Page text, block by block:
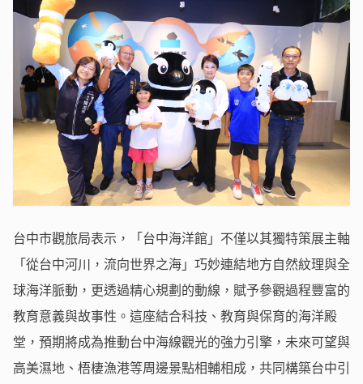
台中市觀旅局表示，「台中海洋館」不僅以其獨特策展主軸
「從台中河川，流向世界之海」巧妙連結地方自然紋理與全
球海洋脈動，更透過精心規劃的動線，賦予參觀過程豐富的
教育意義與故事性。這座結合科技、教育與保育的海洋殿
堂，預期將成為推動台中海線觀光的強力引擎，未來可望與
高美濕地、梧棲漁港等周邊景點相輔相成，共同構築台中引